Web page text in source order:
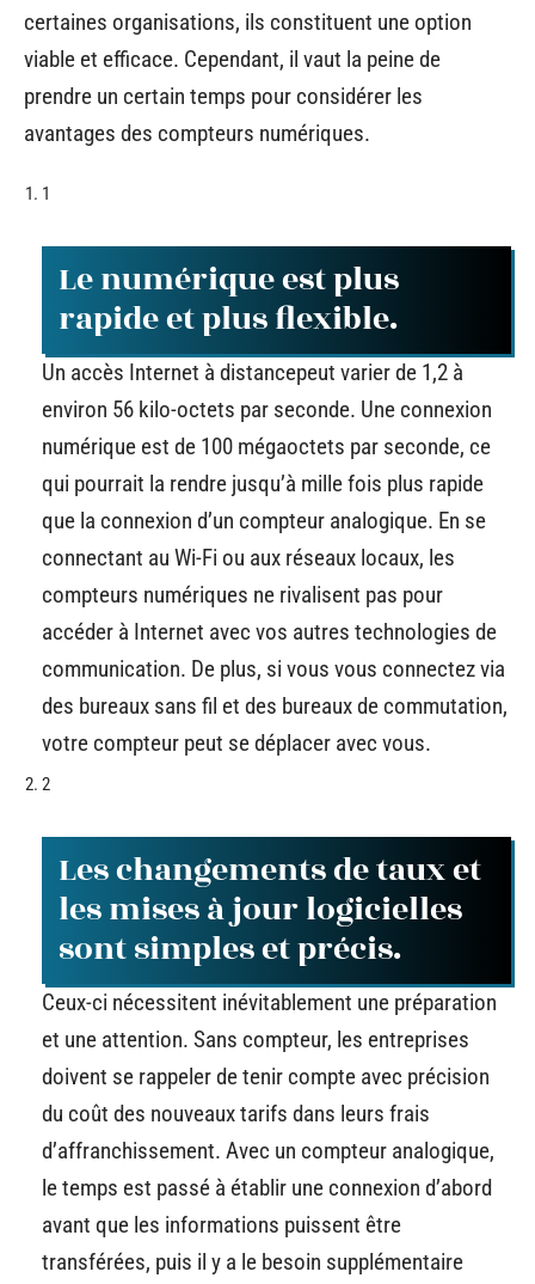
certaines organisations, ils constituent une option
viable et efficace. Cependant, il vaut la peine de
prendre un certain temps pour considérer les
avantages des compteurs numériques.
1
Le numérique est plus
rapide et plus flexible.
Un accès Internet à distancepeut varier de 1,2 à
environ 56 kilo-octets par seconde. Une connexion
numérique est de 100 mégaoctets par seconde, ce
qui pourrait la rendre jusqu’à mille fois plus rapide
que la connexion d’un compteur analogique. En se
connectant au Wi-Fi ou aux réseaux locaux, les
compteurs numériques ne rivalisent pas pour
accéder à Internet avec vos autres technologies de
communication. De plus, si vous vous connectez via
des bureaux sans fil et des bureaux de commutation,
votre compteur peut se déplacer avec vous.
2
Les changements de taux et
les mises à jour logicielles
sont simples et précis.
Ceux-ci nécessitent inévitablement une préparation
et une attention. Sans compteur, les entreprises
doivent se rappeler de tenir compte avec précision
du coût des nouveaux tarifs dans leurs frais
d’affranchissement. Avec un compteur analogique,
le temps est passé à établir une connexion d’abord
avant que les informations puissent être
transférées, puis il y a le besoin supplémentaire